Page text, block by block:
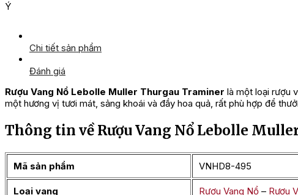
Ý
Chi tiết sản phẩm
Đánh giá
Rượu Vang Nổ Lebolle Muller Thurgau Traminer là một loại rượu
một hương vị tươi mát, sảng khoái và đầy hoa quả, rất phù hợp để
Thông tin về Rượu Vang Nổ Lebolle
Mã sản phẩm VNHD8-495
Loại vang Rượu Vang Nổ – Rượu